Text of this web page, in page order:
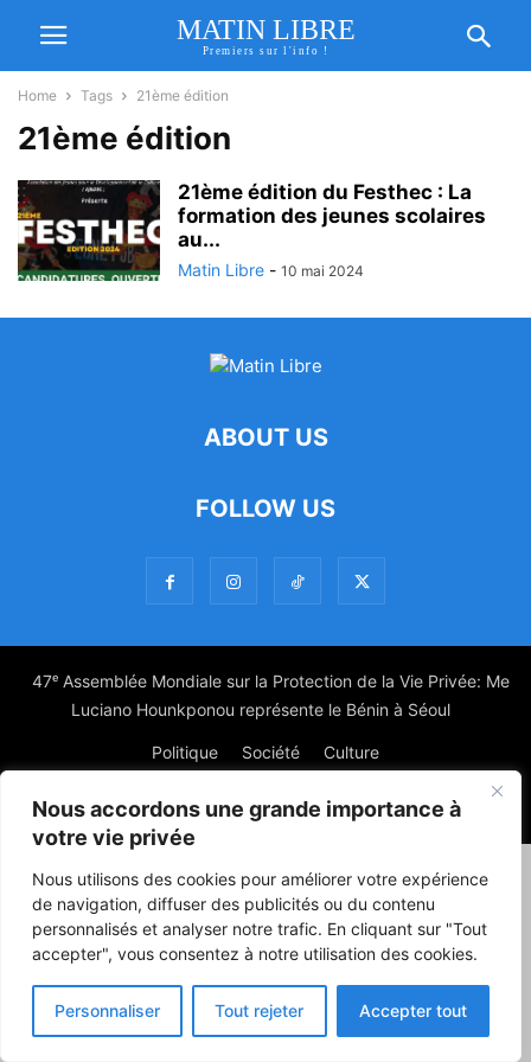
Nous accordons une grande importance à
votre vie privée
Nous utilisons des cookies pour améliorer votre expérience
de navigation, diffuser des publicités ou du contenu
personnalisés et analyser notre trafic. En cliquant sur "Tout
accepter", vous consentez à notre utilisation des cookies.
Personnaliser Tout rejeter Accepter tout
MATIN LIBRE
Premiers sur l'info !
Home Tags 21ème édition
21ème édition
21ème édition du Festhec : La
formation des jeunes scolaires
au...
Matin Libre - 10 mai 2024
ABOUT US
FOLLOW US
47ᵉ Assemblée Mondiale sur la Protection de la Vie Privée: Me
Luciano Hounkponou représente le Bénin à Séoul
Politique Société Culture
© Powered by digitXplus Francophone